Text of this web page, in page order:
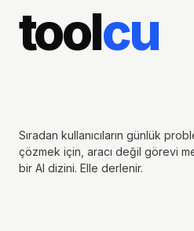
toolcu
Sıradan kullanıcıların günlük
çözmek için, aracı değil görevi
bir AI dizini. Elle derlenir.